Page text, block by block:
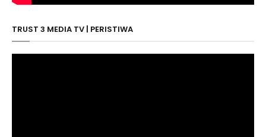
TRUST 3 MEDIA TV | PERISTIWA